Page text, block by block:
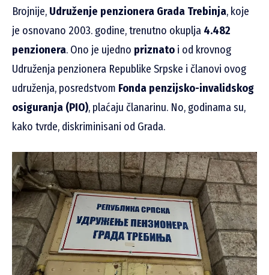
Brojnije, Udruženje penzionera Grada Trebinja, koje
je osnovano 2003. godine, trenutno okuplja 4.482
penzionera. Ono je ujedno priznato i od krovnog
Udruženja penzionera Republike Srpske i članovi ovog
udruženja, posredstvom Fonda penzijsko-invalidskog
osiguranja (PIO), plaćaju članarinu. No, godinama su,
kako tvrde, diskriminisani od Grada.